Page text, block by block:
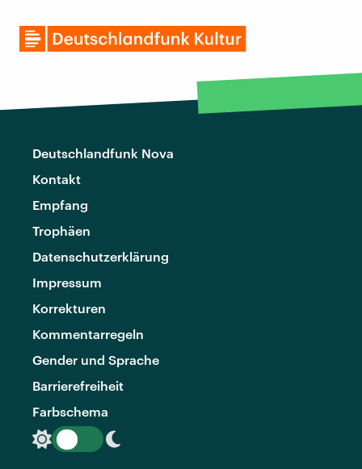
Deutschlandfunk Nova
Kontakt
Empfang
Trophäen
Datenschutzerklärung
Impressum
Korrekturen
Kommentarregeln
Gender und Sprache
Barrierefreiheit
Farbschema